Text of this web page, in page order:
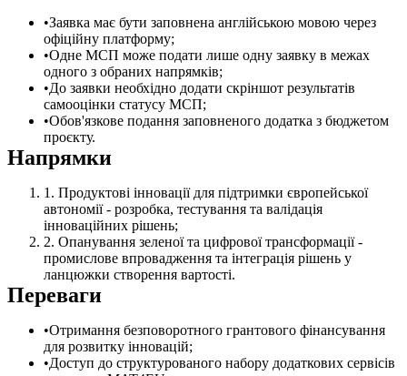
Заявка має бути заповнена англійською мовою через
офіційну платформу;
Одне МСП може подати лише одну заявку в межах
одного з обраних напрямків;
До заявки необхідно додати скріншот результатів
самооцінки статусу МСП;
Обов'язкове подання заповненого додатка з бюджетом
проєкту.
Напрямки
Продуктові інновації для підтримки європейської
автономії - розробка, тестування та валідація
інноваційних рішень;
Опанування зеленої та цифрової трансформації -
промислове впровадження та інтеграція рішень у
ланцюжки створення вартості.
Переваги
Отримання безповоротного грантового фінансування
для розвитку інновацій;
Доступ до структурованого набору додаткових сервісів